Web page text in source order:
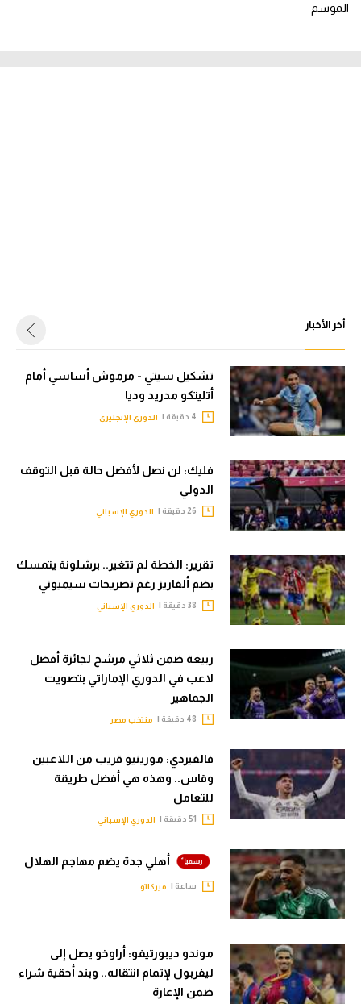
الموسم
أخر الأخبار
تشكيل سيتي - مرموش أساسي أمام
أتليتكو مدريد وديا
الدوري الإنجليزي
فليك: لن نصل لأفضل حالة قبل التوقف
الدولي
الدوري الإسباني
تقرير: الخطة لم تتغير.. برشلونة يتمسك
بضم ألفاريز رغم تصريحات سيميوني
الدوري الإسباني
ربيعة ضمن ثلاثي مرشح لجائزة أفضل
لاعب في الدوري الإماراتي بتصويت
الجماهير
منتخب مصر
فالفيردي: مورينيو قريب من اللاعبين
وقاس.. وهذه هي أفضل طريقة
للتعامل
الدوري الإسباني
أهلي جدة يضم مهاجم الهلال
ساعة | ميركاتو
موندو ديبورتيفو: أراوخو يصل إلى
ليفربول لإتمام انتقاله.. وبند أحقية شراء
ضمن الإعارة